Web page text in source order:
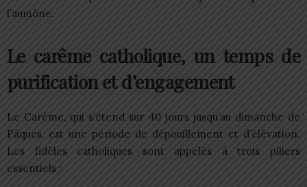
l’aumône.
Le carême catholique, un temps de
purification et d’engagement
Le Carême, qui s’étend sur 40 jours jusqu’au dimanche de
Pâques, est une période de dépouillement et d’élévation.
Les fidèles catholiques sont appelés à trois piliers
essentiels :